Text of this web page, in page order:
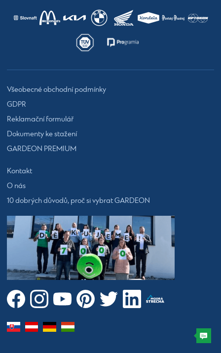
Všeobecné obchodní podmínky
GDPR
Reklamační formulář
Dokumenty ke stažení
GARDEON PREMIUM
Kontakt
O nás
10 dobrých důvodů, proč si vybrat GARDEON